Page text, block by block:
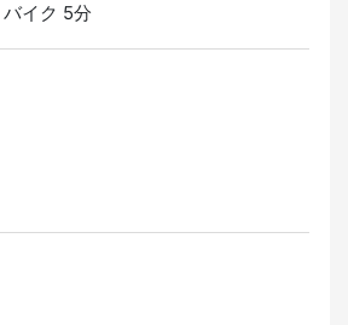
イク 5分